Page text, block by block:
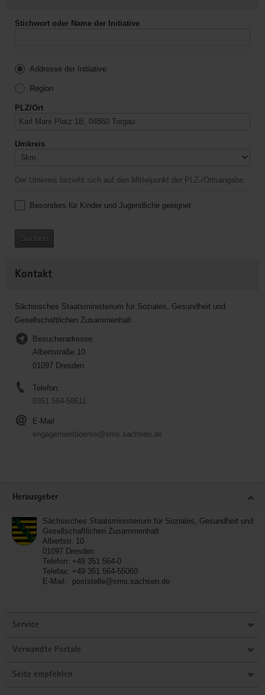
Stichwort oder Name der Initiative
Addresse der Initiative
Region
PLZ/Ort
Umkreis
Der Umkreis bezieht sich auf den Mittelpunkt der PLZ-/Ortsangabe.
Besonders für Kinder und Jugendliche geeignet
Suchen
Kontakt
Sächsisches Staatsministerium für Soziales, Gesundheit und
Gesellschaftlichen Zusammenhalt
Besucheradresse:
Albertstraße 10
01097 Dresden
Telefon:
0351 564-58611
E-Mail
engagementboerse@sms.sachsen.de
Herausgeber
Sächsisches Staatsministerium für Soziales, Gesundheit und
Gesellschaftlichen Zusammenhalt
Albertstr. 10
01097 Dresden
Telefon: +49 351 564-0
Telefax: +49 351 564-55060
E-Mail:
poststelle@sms.sachsen.de
Service
Verwandte Portale
Seite empfehlen